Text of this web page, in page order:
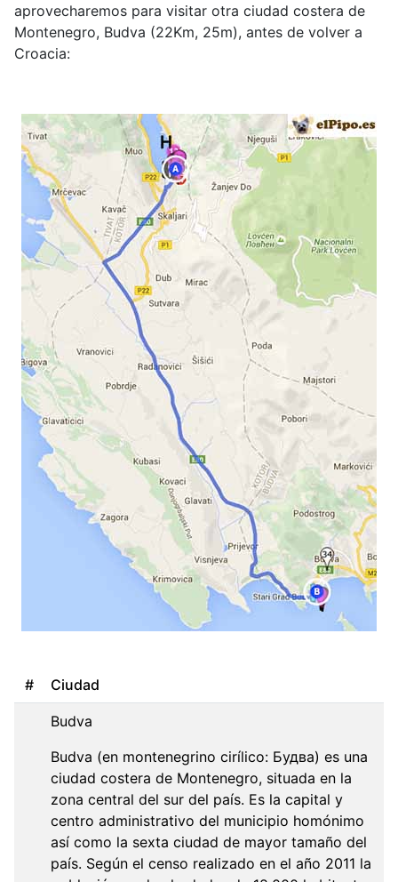
aprovecharemos para visitar otra ciudad costera de
Montenegro, Budva (22Km, 25m), antes de volver a
Croacia:
# Ciudad
Budva
Budva (en montenegrino cirílico: Будва) es una
ciudad costera de Montenegro, situada en la
zona central del sur del país. Es la capital y
centro administrativo del municipio homónimo
así como la sexta ciudad de mayor tamaño del
país. Según el censo realizado en el año 2011 la